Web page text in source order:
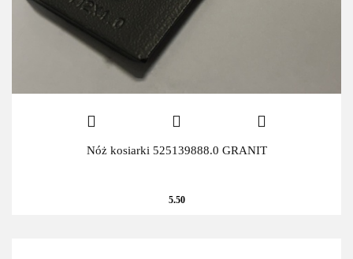
Nóż kosiarki 525139888.0 GRANIT
5.50